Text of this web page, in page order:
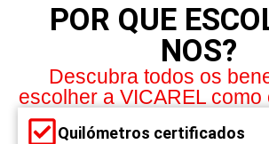
POR QUE
NOS?
Descubra todos os
escolher a VICAREL como
Quilómetros certificados